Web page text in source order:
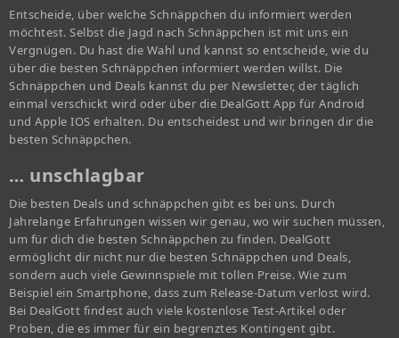
Entscheide, über welche Schnäppchen du informiert werden
möchtest. Selbst die Jagd nach Schnäppchen ist mit uns ein
Vergnügen. Du hast die Wahl und kannst so entscheide, wie du
über die besten Schnäppchen informiert werden willst. Die
Schnäppchen und Deals kannst du per Newsletter, der täglich
einmal verschickt wird oder über die DealGott App für Android
und Apple IOS erhalten. Du entscheidest und wir bringen dir die
besten Schnäppchen.
… unschlagbar
Die besten Deals und schnäppchen gibt es bei uns. Durch
Jahrelange Erfahrungen wissen wir genau, wo wir suchen müssen,
um für dich die besten Schnäppchen zu finden. DealGott
ermöglicht dir nicht nur die besten Schnäppchen und Deals,
sondern auch viele Gewinnspiele mit tollen Preise. Wie zum
Beispiel ein Smartphone, dass zum Release-Datum verlost wird.
Bei DealGott findest auch viele kostenlose Test-Artikel oder
Proben, die es immer für ein begrenztes Kontingent gibt.